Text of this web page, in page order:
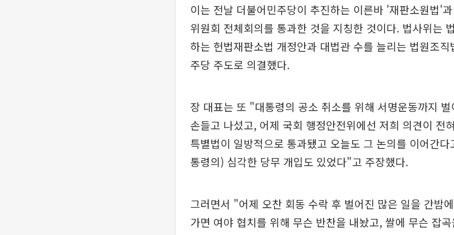
이는 전날 더불어민주당이 추진하는 이른바 '재판소원법'
위원회 전체회의를 통과한 것을 지칭한 것이다. 법사위는
하는 헌법재판소법 개정안과 대법관 수를 늘리는 법원조
주당 주도로 의결했다.
장 대표는 또 "대통령의 공소 취소를 위해 서명운동까지
손들고 나섰고, 어제 국회 행정안전위에선 저희 의견이 전
특별법이 일방적으로 통과됐고 오늘도 그 논의를 이어간
통령의) 심각한 당무 개입도 있었다"고 주장했다.
그러면서 "어제 오찬 회동 수락 후 벌어진 많은 일을 간밤
가면 여야 협치를 위해 무슨 반찬을 내놨고, 쌀에 무슨 잡